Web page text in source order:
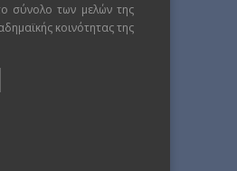
σύνολο των μελών της
κοινότητας της